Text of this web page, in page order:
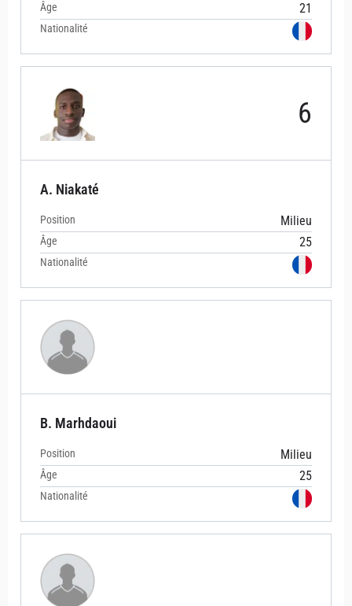
Âge 21
Nationalité
6
A. Niakaté
Position Milieu
Âge 25
Nationalité
B. Marhdaoui
Position Milieu
Âge 25
Nationalité